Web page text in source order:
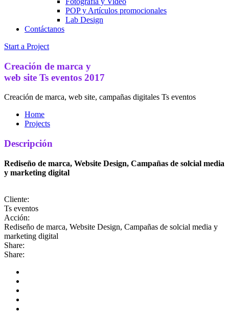
POP y Artículos promocionales
Lab Design
Contáctanos
Start a Project
Creación de marca y
web site Ts eventos 2017
Creación de marca, web site, campañas digitales Ts eventos
Home
Projects
Descripción
Rediseño de marca, Website Design, Campañas de solcial media
y marketing digital
Cliente:
Ts eventos
Acción:
Rediseño de marca, Website Design, Campañas de solcial media y
marketing digital
Share:
Share: